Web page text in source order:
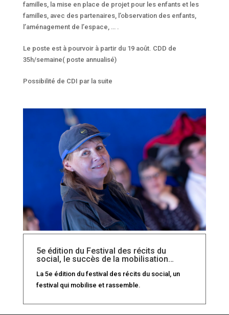
familles, la mise en place de projet pour les enfants et les
familles, avec des partenaires, l’observation des enfants,
l’aménagement de l’espace, … .
Le poste est à pourvoir à partir du 19 août. CDD de
35h/semaine( poste annualisé)
Possibilité de CDI par la suite
5e édition du Festival des récits du
social, le succès de la mobilisation…
La 5e édition du festival des récits du social, un
festival qui mobilise et rassemble.